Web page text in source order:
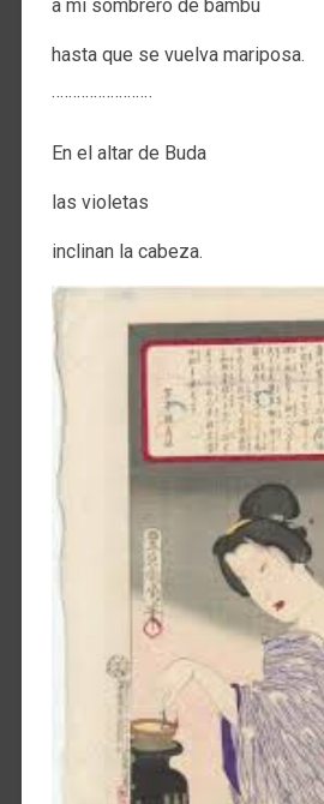
a mi sombrero de bambú
hasta que se vuelva mariposa.
¨¨¨¨¨¨¨¨¨¨¨¨
En el altar de Buda
las violetas
inclinan la cabeza.